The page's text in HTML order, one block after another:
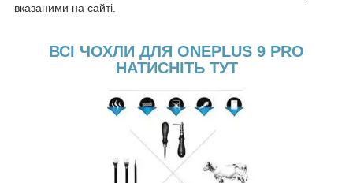
вказаними на сайті.
ВСІ ЧОХЛИ ДЛЯ ONEPLUS 9 PRO
НАТИСНІТЬ ТУТ